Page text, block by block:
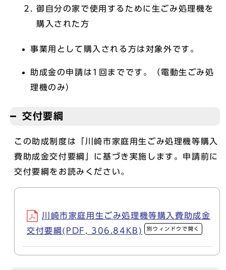
御自分の家で使用するために生ごみ処理機を
購入された方
事業用として購入される方は対象外です。
助成金の申請は1回までです。（電動生ごみ処
理機のみ）
交付要綱
この助成制度は「川崎市家庭用生ごみ処理機等購入
費助成金交付要綱」に基づき実施します。申請前に
交付要綱をお読みください。
川崎市家庭用生ごみ処理機等購入費助成金
交付要綱(PDF, 306.84KB)
別ウィンドウで開く